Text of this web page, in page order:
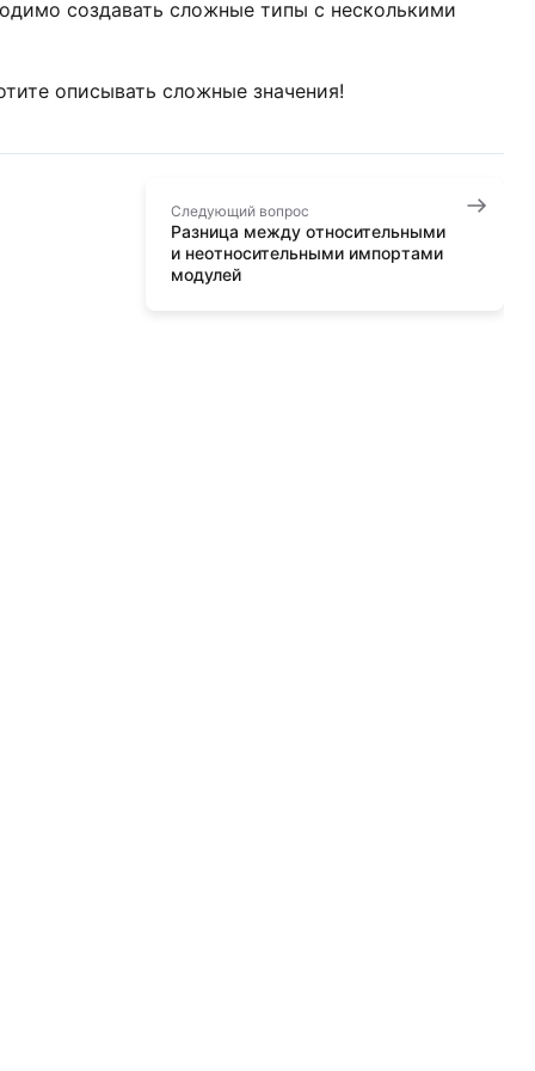
создавать сложные типы с несколькими
описывать сложные значения!
Следующий вопрос
Разница между относительными
и неотносительными импортами
модулей